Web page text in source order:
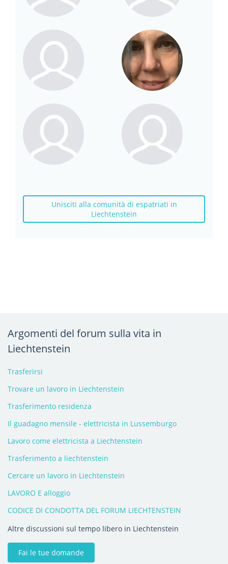
Unisciti alla comunità di espatriati in
Liechtenstein
Argomenti del forum sulla vita in
Liechtenstein
Trasferirsi
Trovare un lavoro in Liechtenstein
Trasferimento residenza
Il guadagno mensile - elettricista in Lussemburgo
Lavoro come elettricista a Liechtenstein
Trasferimento a liechtenstein
Cercare un lavoro in Liechtenstein
LAVORO E alloggio
CODICE DI CONDOTTA DEL FORUM LIECHTENSTEIN
Altre discussioni sul tempo libero in Liechtenstein
Fai le tue domande